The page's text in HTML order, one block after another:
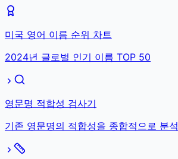
미국 영어 이름 순위 차트
2024년 글로벌 인기 이름 TOP 50
영문명 적합성 검사기
기존 영문명의 적합성을 종합적으로 분석